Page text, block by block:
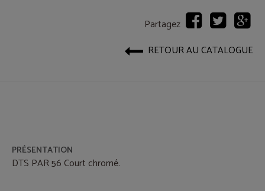
Partagez
RETOUR AU CATALOGUE
PRÉSENTATION
DTS PAR 56 Court chromé.